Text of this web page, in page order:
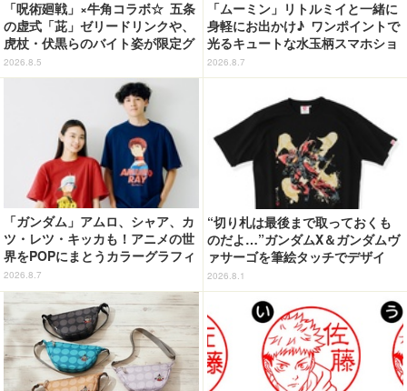
「呪術廻戦」×牛角コラボ☆ 五条
の虚式「茈」ゼリードリンクや、
虎杖・伏黒らのバイト姿が限定グ
ッズに【8月26日～】
2026.8.5
「ムーミン」リトルミイと一緒に
身軽にお出かけ♪ ワンポイントで
光るキュートな水玉柄スマホショ
ルダーが新登場！
2026.8.7
「ガンダム」アムロ、シャア、カ
ツ・レツ・キッカも！アニメの世
界をPOPにまとうカラーグラフィ
ックTシャツが新登場
2026.8.7
“切り札は最後まで取っておくも
のだよ…”ガンダムX＆ガンダムヴ
ァサーゴを筆絵タッチでデザイ
ン！「ガンダムX」Tシャツ発売
2026.8.1